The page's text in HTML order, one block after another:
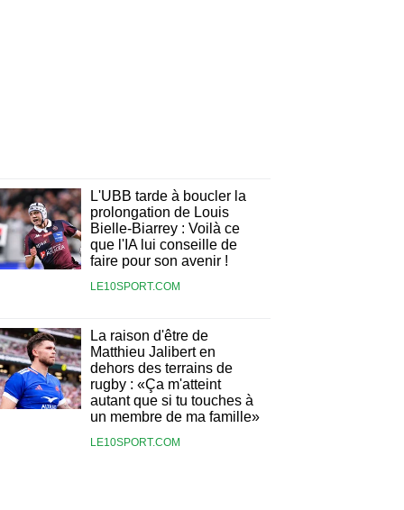
L'UBB tarde à boucler la
prolongation de Louis
Bielle-Biarrey : Voilà ce
que l'IA lui conseille de
faire pour son avenir !
LE10SPORT.COM
La raison d'être de
Matthieu Jalibert en
dehors des terrains de
rugby : «Ça m'atteint
autant que si tu touches à
un membre de ma famille»
LE10SPORT.COM